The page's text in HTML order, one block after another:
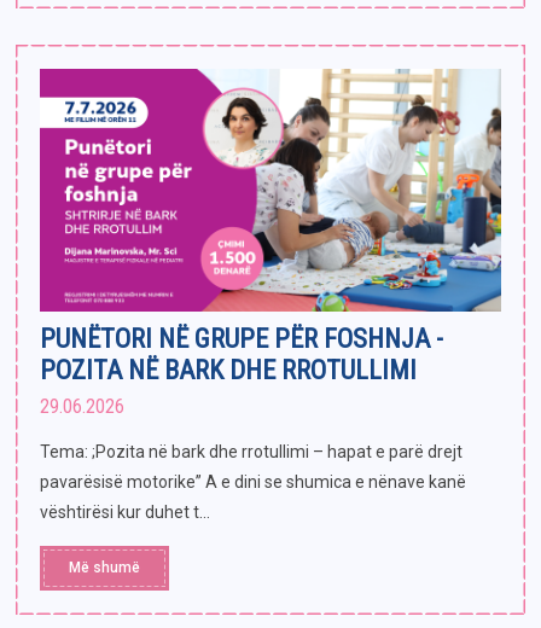
PUNËTORI NË GRUPE PËR FOSHNJA -
POZITA NË BARK DHE RROTULLIMI
29.06.2026
Tema: ;Pozita në bark dhe rrotullimi – hapat e parë drejt
pavarësisë motorike” A e dini se shumica e nënave kanë
vështirësi kur duhet t...
Më shumë